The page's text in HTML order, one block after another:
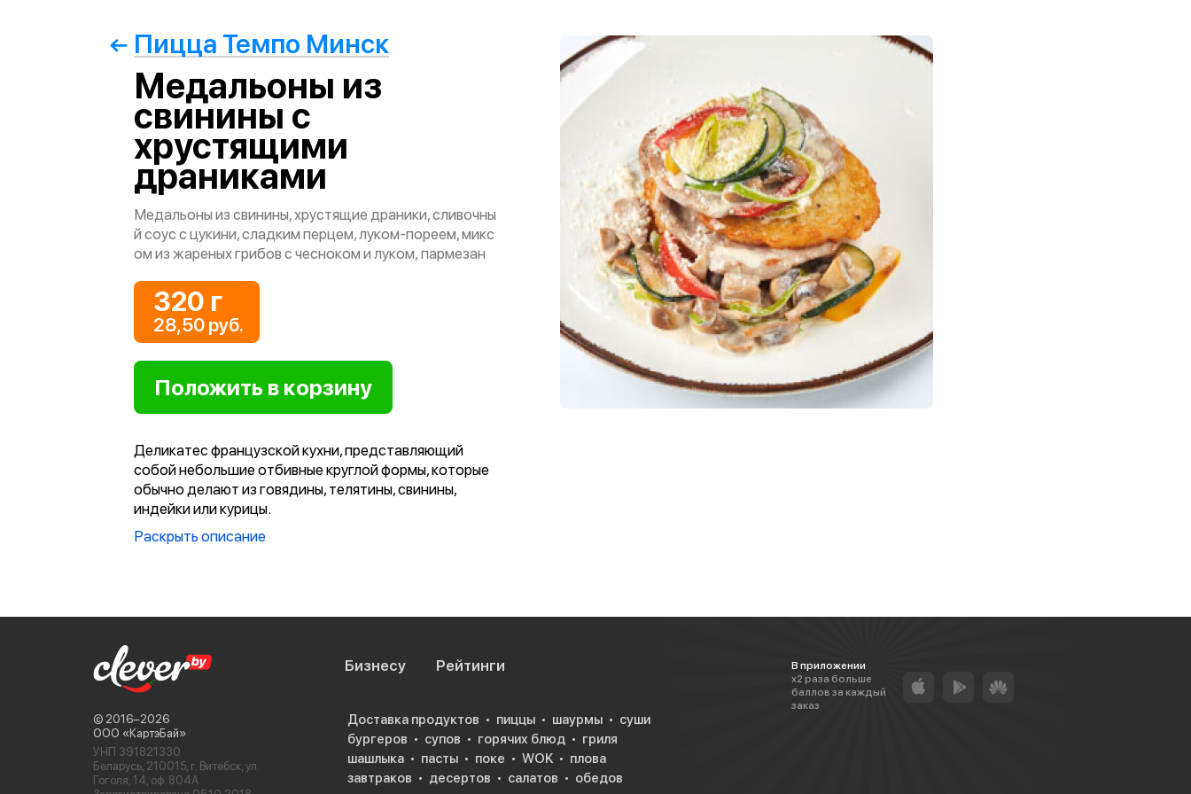
Пицца Темпо Минск
Медальоны из
свинины с
хрустящими
драниками
Медальоны из свинины, хрустящие драники, сливочны
й соус с цукини, сладким перцем, луком-пореем, микс
ом из жареных грибов с чесноком и луком, пармезан
320 г
28,50 руб.
Деликатес французской кухни, представляющий
собой небольшие отбивные круглой формы, которые
обычно делают из говядины, телятины, свинины,
индейки или курицы.
Раскрыть описание
© 2016−2026
ООО «КартэБай»
УНП 391821330
Беларусь, 210015, г. Витебск, ул.
Гоголя, 14, оф. 804А
Бизнесу Рейтинги
В приложении
х2 раза больше
баллов за каждый
заказ
Доставка продуктов пиццы шаурмы
суши
бургеров
супов горячих блюд
гриля
шашлыка
пасты поке WOK
плова
завтраков
десертов салатов
обедов